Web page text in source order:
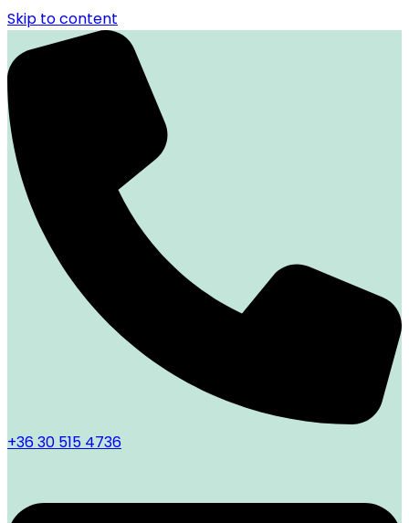
Skip to content
+36 30 515 4736